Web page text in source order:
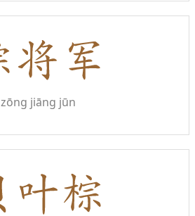
zōng jiāng jūn